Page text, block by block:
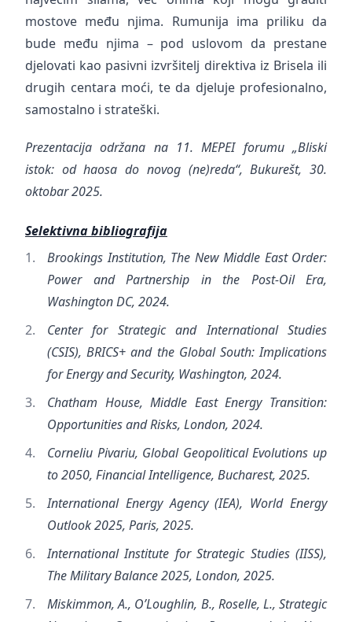
mostove među njima. Rumunija ima priliku da
bude među njima – pod uslovom da prestane
djelovati kao pasivni izvršitelj direktiva iz Brisela ili
drugih centara moći, te da djeluje profesionalno,
samostalno i strateški.
Prezentacija održana na 11. MEPEI forumu „Bliski
istok: od haosa do novog (ne)reda“, Bukurešt, 30.
oktobar 2025.
Selektivna bibliografija
Brookings Institution, The New Middle East Order:
Power and Partnership in the Post-Oil Era,
Washington DC, 2024.
Center for Strategic and International Studies
(CSIS), BRICS+ and the Global South: Implications
for Energy and Security, Washington, 2024.
Chatham House, Middle East Energy Transition:
Opportunities and Risks, London, 2024.
Corneliu Pivariu, Global Geopolitical Evolutions up
to 2050, Financial Intelligence, Bucharest, 2025.
International Energy Agency (IEA), World Energy
Outlook 2025, Paris, 2025.
International Institute for Strategic Studies (IISS),
The Military Balance 2025, London, 2025.
Miskimmon, A., O’Loughlin, B., Roselle, L., Strategic